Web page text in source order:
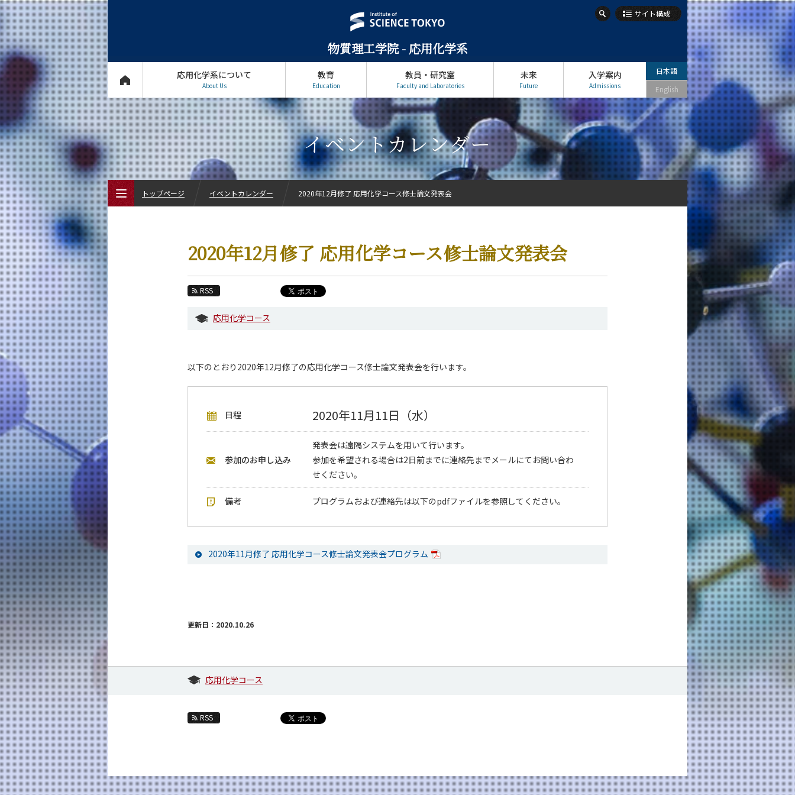
物質理工学院 - 応用化学系
サイト構成
応用化学系について
About Us
教育
Education
教員・研究室
Faculty and Laboratories
未来
Future
入学案内
Admissions
日本語
English
イベントカレンダー
2020年12月修了 応用化学コース修士論文発表会
RSS
応用化学コース
以下のとおり2020年12月修了の応用化学コース修士論文発表会を行います。
日程 2020年11月11日（水）
参加のお申し込み
発表会は遠隔システムを用いて行います。
参加を希望される場合は2日前までに連絡先までメールにてお問い合わ
せください。
備考 プログラムおよび連絡先は以下のpdfファイルを参照してください。
2020年11月修了 応用化学コース修士論文発表会プログラム
更新日：2020.10.26
応用化学コース
RSS
トップページ イベントカレンダー 2020年12月修了 応用化学コース修士論文発表会
応用化学系について
イベントカレンダー